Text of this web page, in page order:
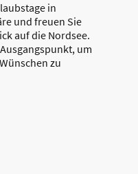
in
und freuen Sie
auf die Nordsee.
um
zu